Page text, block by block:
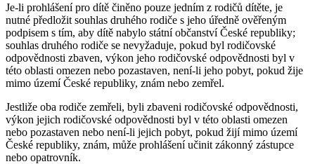
Je-li prohlášení pro dítě činěno pouze jedním z rodičů dítěte, je
nutné předložit souhlas druhého rodiče s jeho úředně ověřeným
podpisem s tím, aby dítě nabylo státní občanství České republiky;
souhlas druhého rodiče se nevyžaduje, pokud byl rodičovské
odpovědnosti zbaven, výkon jeho rodičovské odpovědnosti byl v
této oblasti omezen nebo pozastaven, není-li jeho pobyt, pokud žije
mimo území České republiky, znám nebo zemřel.
Jestliže oba rodiče zemřeli, byli zbaveni rodičovské odpovědnosti,
výkon jejich rodičovské odpovědnosti byl v této oblasti omezen
nebo pozastaven nebo není-li jejich pobyt, pokud žijí mimo území
České republiky, znám, může prohlášení učinit zákonný zástupce
nebo opatrovník.